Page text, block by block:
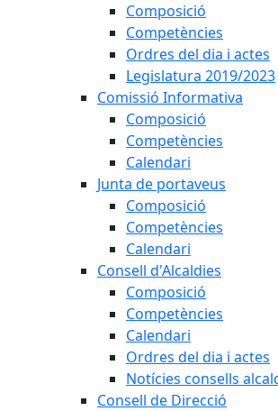
Composició
Competències
Ordres del dia i actes
Legislatura 2019/2023
Comissió Informativa
Composició
Competències
Calendari
Junta de portaveus
Composició
Competències
Calendari
Consell d'Alcaldies
Composició
Competències
Calendari
Ordres del dia i actes
Notícies consells
Consell de Direcció